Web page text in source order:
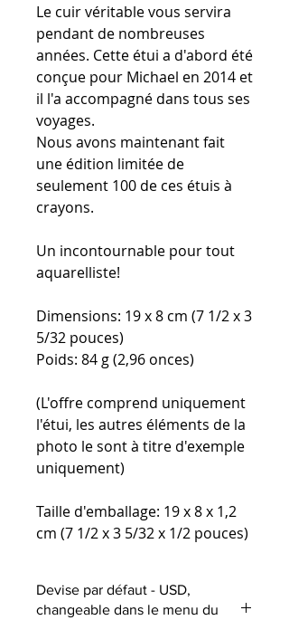
Le cuir véritable vous servira
pendant de nombreuses
années. Cette étui a d'abord été
conçue pour Michael en 2014 et
il l'a accompagné dans tous ses
voyages.
Nous avons maintenant fait
une édition limitée de
seulement 100 de ces étuis à
crayons.
Un incontournable pour tout
aquarelliste!
Dimensions: 19 x 8 cm (7 1/2 x 3
5/32 pouces)
Poids: 84 g (2,96 onces)
(L'offre comprend uniquement
l'étui, les autres éléments de la
photo le sont à titre d'exemple
uniquement)
Taille d'emballage: 19 x 8 x 1,2
cm (7 1/2 x 3 5/32 x 1/2 pouces)
Devise par défaut - USD,
changeable dans le menu du